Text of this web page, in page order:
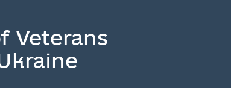
Veterans